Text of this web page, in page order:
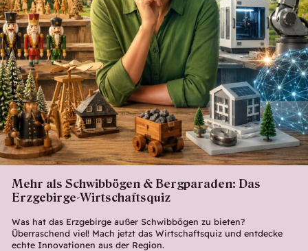
Mehr als Schwibbögen & Bergparaden: Das
Erzgebirge-Wirtschaftsquiz
Was hat das Erzgebirge außer Schwibbögen zu bieten?
Überraschend viel! Mach jetzt das Wirtschaftsquiz und entdecke
echte Innovationen aus der Region.